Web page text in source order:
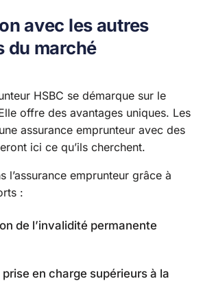
avec les autres
du marché
HSBC se démarque sur le
offre des avantages uniques. Les
assurance emprunteur avec des
ici ce qu’ils cherchent.
l’assurance emprunteur grâce à
:
de l’invalidité permanente
en charge supérieurs à la